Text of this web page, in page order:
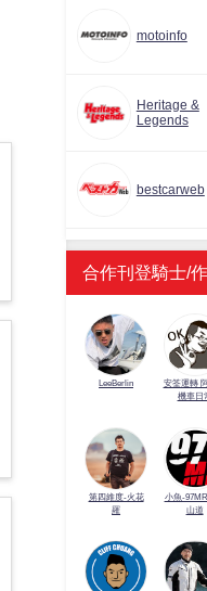
motoinfo
Heritage &
Legends
bestcarweb
合作刊登騎士/
LeeBerlin
安筌運轉
機車日
第四維度-火花
羅
小魚-
山道